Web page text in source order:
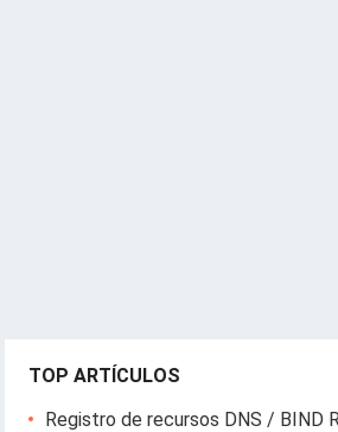
TOP ARTÍCULOS
Registro de recursos DNS / BIND